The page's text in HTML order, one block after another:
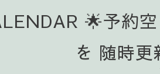
🌟予約
を 随時